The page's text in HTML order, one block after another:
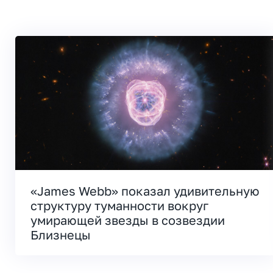
«James Webb» показал удивительную
структуру туманности вокруг
умирающей звезды в созвездии
Близнецы